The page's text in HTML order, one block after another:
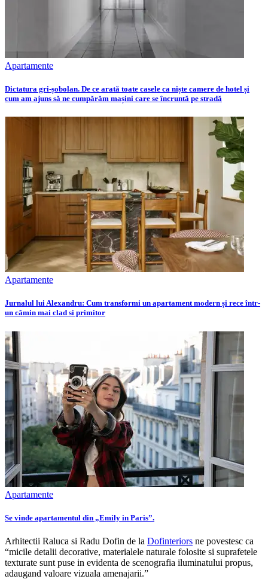
Apartamente
Dictatura gri-șobolan. De ce arată toate casele ca niște camere de hotel și
cum am ajuns să ne cumpărăm mașini care se încruntă pe stradă
Apartamente
Jurnalul lui Alexandru: Cum transformi un apartament modern și rece într-
un cămin mai clad si primitor
Apartamente
Se vinde apartamentul din „Emily in Paris”.
Arhitectii Raluca si Radu Dofin de la Dofinteriors ne povestesc ca
“micile detalii decorative, materialele naturale folosite si suprafetele
texturate sunt puse in evidenta de scenografia iluminatului propus,
adaugand valoare vizuala amenajarii.”